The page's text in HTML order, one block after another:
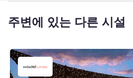
주변에 있는 다른 시설